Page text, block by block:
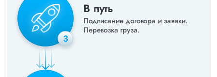
3
В путь
Подписание договора и заявки.
Перевозка груза.